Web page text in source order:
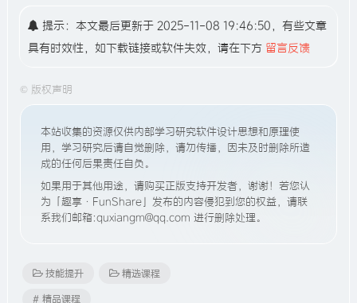
提示：本文最后更新于 2025-11-08 19:46:50，有些文章
具有时效性，如下载链接或软件失效，请在下方 留言反馈
© 版权声明
本站收集的资源仅供内部学习研究软件设计思想和原理使
用，学习研究后请自觉删除，请勿传播，因未及时删除所造
成的任何后果责任自负。
如果用于其他用途，请购买正版支持开发者，谢谢！若您认
为「趣享·FunShare」发布的内容侵犯到您的权益，请联
系我们邮箱:quxiangm@qq.com 进行删除处理。
技能提升 精选课程
# 精品课程